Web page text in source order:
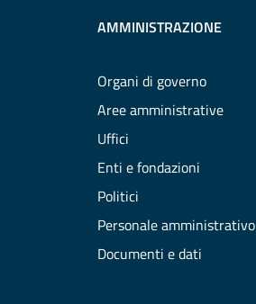
AMMINISTRAZIONE
Organi di governo
Aree amministrative
Uffici
Enti e fondazioni
Politici
Personale amministrativo
Documenti e dati